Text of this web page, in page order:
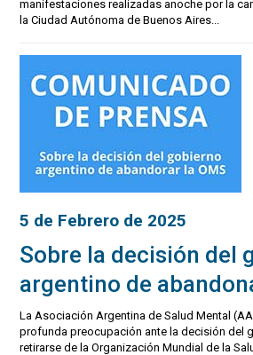
manifestaciones realizadas anoche por la
la Ciudad Autónoma de Buenos Aires...
5 de Febrero de 2025
Sobre la decisión del
argentino de
La Asociación Argentina de Salud Mental
profunda preocupación ante la decisión del
retirarse de la Organización Mundial de la